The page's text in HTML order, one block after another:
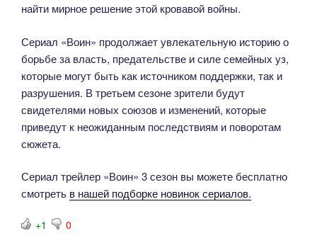
найти мирное решение этой кровавой войны.
Сериал «Воин» продолжает увлекательную историю о
борьбе за власть, предательстве и силе семейных уз,
которые могут быть как источником поддержки, так и
разрушения. В третьем сезоне зрители будут
свидетелями новых союзов и изменений, которые
приведут к неожиданным последствиям и поворотам
сюжета.
Сериал трейлер «Воин» 3 сезон вы можете бесплатно
смотреть в нашей подборке новинок сериалов.
+1 0